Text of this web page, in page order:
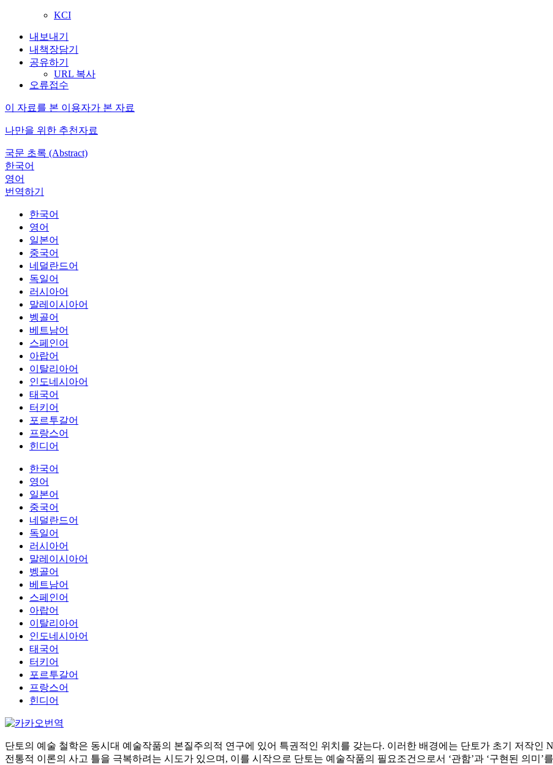
KCI
내보내기
내책장담기
공유하기
URL 복사
오류접수
이 자료를 본 이용자가 본 자료
나만을 위한 추천자료
국문 초록 (Abstract)
한국어
영어
번역하기
한국어
영어
일본어
중국어
네덜란드어
독일어
러시아어
말레이시아어
벵골어
베트남어
스페인어
아랍어
이탈리아어
인도네시아어
태국어
터키어
포르투갈어
프랑스어
힌디어
한국어
영어
일본어
중국어
네덜란드어
독일어
러시아어
말레이시아어
벵골어
베트남어
스페인어
아랍어
이탈리아어
인도네시아어
태국어
터키어
포르투갈어
프랑스어
힌디어
단토의 예술 철학은 동시대 예술작품의 본질주의적 연구에 있어 특권적인 위치를 갖는다. 이러한 배경에는 단토가 초기 저작인
전통적 이론의 사고 틀을 극복하려는 시도가 있으며, 이를 시작으로 단토는 예술작품의 필요조건으로서 ‘관함’과 ‘구현된 의미